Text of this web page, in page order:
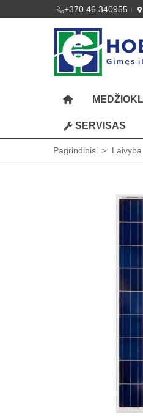
+370 46 340955
SERVISAS
Pagrindinis > Laivyba